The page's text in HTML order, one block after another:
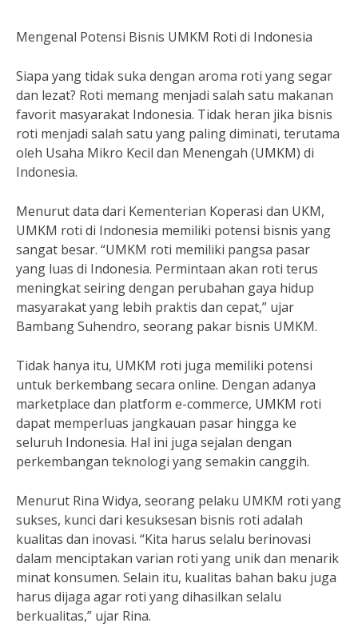
Mengenal Potensi Bisnis UMKM Roti di Indonesia
Siapa yang tidak suka dengan aroma roti yang segar
dan lezat? Roti memang menjadi salah satu makanan
favorit masyarakat Indonesia. Tidak heran jika bisnis
roti menjadi salah satu yang paling diminati, terutama
oleh Usaha Mikro Kecil dan Menengah (UMKM) di
Indonesia.
Menurut data dari Kementerian Koperasi dan UKM,
UMKM roti di Indonesia memiliki potensi bisnis yang
sangat besar. “UMKM roti memiliki pangsa pasar
yang luas di Indonesia. Permintaan akan roti terus
meningkat seiring dengan perubahan gaya hidup
masyarakat yang lebih praktis dan cepat,” ujar
Bambang Suhendro, seorang pakar bisnis UMKM.
Tidak hanya itu, UMKM roti juga memiliki potensi
untuk berkembang secara online. Dengan adanya
marketplace dan platform e-commerce, UMKM roti
dapat memperluas jangkauan pasar hingga ke
seluruh Indonesia. Hal ini juga sejalan dengan
perkembangan teknologi yang semakin canggih.
Menurut Rina Widya, seorang pelaku UMKM roti yang
sukses, kunci dari kesuksesan bisnis roti adalah
kualitas dan inovasi. “Kita harus selalu berinovasi
dalam menciptakan varian roti yang unik dan menarik
minat konsumen. Selain itu, kualitas bahan baku juga
harus dijaga agar roti yang dihasilkan selalu
berkualitas,” ujar Rina.